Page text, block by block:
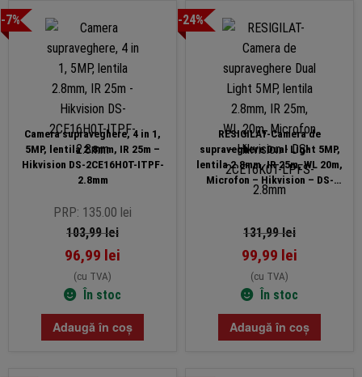
-7%
Camera supraveghere, 4 in 1,
5MP, lentila 2.8mm, IR 25m –
Hikvision DS-2CE16H0T-ITPF-
2.8mm
PRP: 135.00 lei
103,99lei
96,99 lei
(cu TVA)
În stoc
Adaugă în coș
-24%
RESIGILAT-Camera de
supraveghere Dual Light 5MP,
lentila 2.8mm, IR 25m, WL 20m,
Microfon – Hikvision – DS-
2CE16K0T-LPFS-2.8mm
131,99lei
99,99 lei
(cu TVA)
În stoc
Adaugă în coș